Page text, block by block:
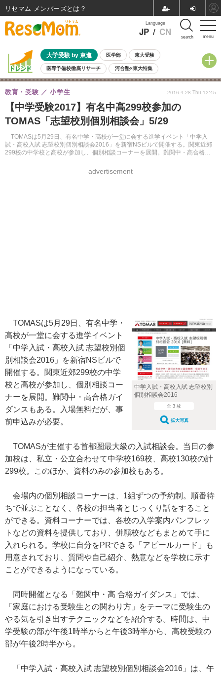
menu
Language
JP / CN search
大学受験 by 東進 医学部 東大受験
医専予備校徹底リサーチ 河合塾×東大特集
親子で考える大学選び 高校受験 中学受験 小学校受験
共通テスト 夏休み
8月開催イベント・WS 全国公立高校 過去問 人気記事
自由研究教材（小学生向け） 自由研究教材（中学生向け） ランキング
【中学受験2017】有名中高299校参加の
TOMAS「志望校別個別相談会」5/29
TOMASは5月29日、有名中学・高校が一堂に会する進学イベント「中学入
試・高校入試 志望校別個別相談会2016」を新宿NSビルで開催する。関東近郊
299校の中学校と高校が参加し、個別相談コーナーを展開。難関中・高合格ガ
教育・受験 小学生
advertisement
2016.4.28 Thu 12:45
中学入試・高校入試 志望校別
個別相談会2016
全 3 枚
拡大写真
TOMASは5月29日、有名中学・
高校が一堂に会する進学イベント
「中学入試・高校入試 志望校別個
別相談会2016」を新宿NSビルで
開催する。関東近郊299校の中学
校と高校が参加し、個別相談コー
ナーを展開。難関中・高合格ガイ
ダンスもある。入場無料だが、事
前申込みが必要。
TOMASが主催する首都圏最大級の入試相談会。当日の参
加校は、私立・公立合わせて中学校169校、高校130校の計
299校。このほか、資料のみの参加校もある。
会場内の個別相談コーナーは、1組ずつの予約制。順番待
ちで並ぶことなく、各校の担当者とじっくり話をすること
ができる。資料コーナーでは、各校の入学案内パンフレッ
トなどの資料を提供しており、併願校などもまとめて手に
入れられる。学校に自分をPRできる「アピールカード」も
用意されており、質問や自己紹介、熱意などを学校に示す
ことができるようになっている。
同時開催となる「難関中・高 合格ガイダンス」では、
「家庭における受験生との関わり方」をテーマに受験生の
やる気を引き出すテクニックなどを紹介する。時間は、中
学受験の部が午後1時半からと午後3時半から、高校受験の
部が午後2時半から。
「中学入試・高校入試 志望校別個別相談会2016」は、午
リセマム メンバーズ